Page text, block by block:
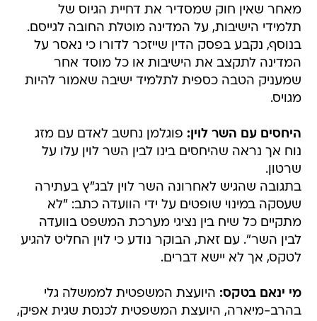
מאחר שאין חוק שמסדיר את דחיית הגיוס של
תלמידי הישיבות, על המדינה מוטלת החובה לגייסם.
בנוסף, נקבע בפסק הדין שייזכר לדורו כי נאסר על
המדינה לתקצב את הישיבות או כל מוסד אחר
שמעניק הטבה כספית לתלמיד ישיבה שאמור להיות
מגויס.
היחסים עם השר לוין: פוגלמן נחשב לאדם עם מזג
נוח אך נראה שהיחסים בינו לבין השר לוין עלו על
שרטון.
בתגובה שהגיש לאחרונה השר לוין לבג"ץ בעתירה
שעסקה במינוי שופטים על ידי הוועדה כתב: "לא
מתקיים כל שיח בין נציגי מערכת המשפט בוועדה
לבין השר". עם זאת, הבוקר נודע כי לוין החליט להגיע
לטקס, אך לא יישא דברים.
מי ינאם בטקס: היועצת המשפטית לממשלה גלי
בהרב-מיארה, היועצת המשפטית לכנסת שגית אפיק,